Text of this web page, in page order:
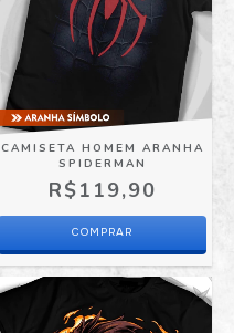
CAMISETA HOMEM ARANHA
SPIDERMAN
R$119,90
COMPRAR